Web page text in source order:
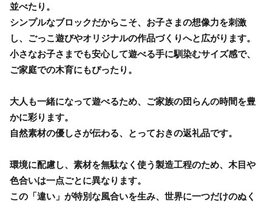
並べたり。
シンプルなブロックだからこそ、お子さまの想像力を刺激
し、ごっこ遊びやオリジナルの作品づくりへと広がります。
小さなお子さまでも安心して遊べる手に馴染むサイズ感で、
ご家庭での木育にもぴったり。
大人も一緒になって遊べるため、ご家族の団らんの時間を豊
かに彩ります。
自然素材の優しさが伝わる、とっておきの返礼品です。
環境に配慮し、素材を無駄なく使う製造工程のため、木目や
色合いは一点ごとに異なります。
この「違い」が特別な風合いを生み、世界に一つだけのぬく